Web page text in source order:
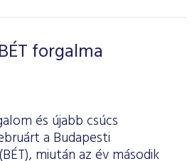
forgalma
és újabb csúcs
a Budapesti
miután az év második